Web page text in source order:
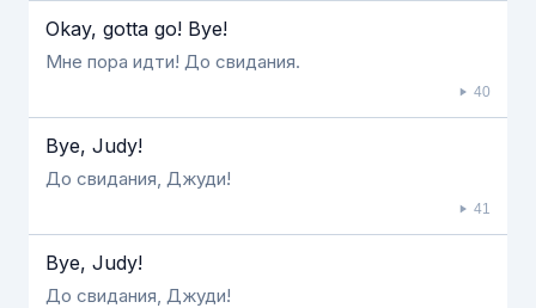
Okay, gotta go! Bye!
Мне пора идти! До свидания.
40
Bye, Judy!
До свидания, Джуди!
41
Bye, Judy!
До свидания, Джуди!